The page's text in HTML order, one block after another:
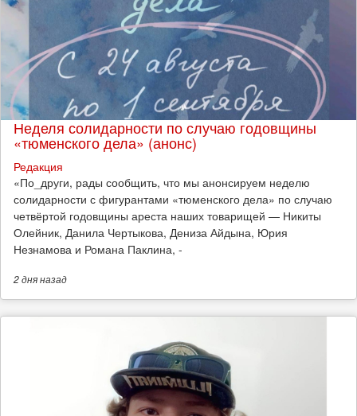
Неделя солидарности по случаю годовщины
«тюменского дела» (анонс)
Редакция
​«По_други, рады сообщить, что мы анонсируем неделю
солидарности с фигурантами «тюменского дела» по случаю
четвёртой годовщины ареста наших товарищей — Никиты
Олейник, Данила Чертыкова, Дениза Айдына, Юрия
Незнамова и Романа Паклина, -
2 дняназад